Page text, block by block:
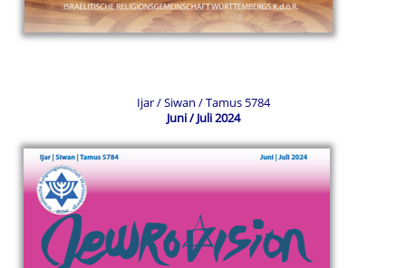
Ijar / Siwan / Tamus 5784
Juni / Juli 2024